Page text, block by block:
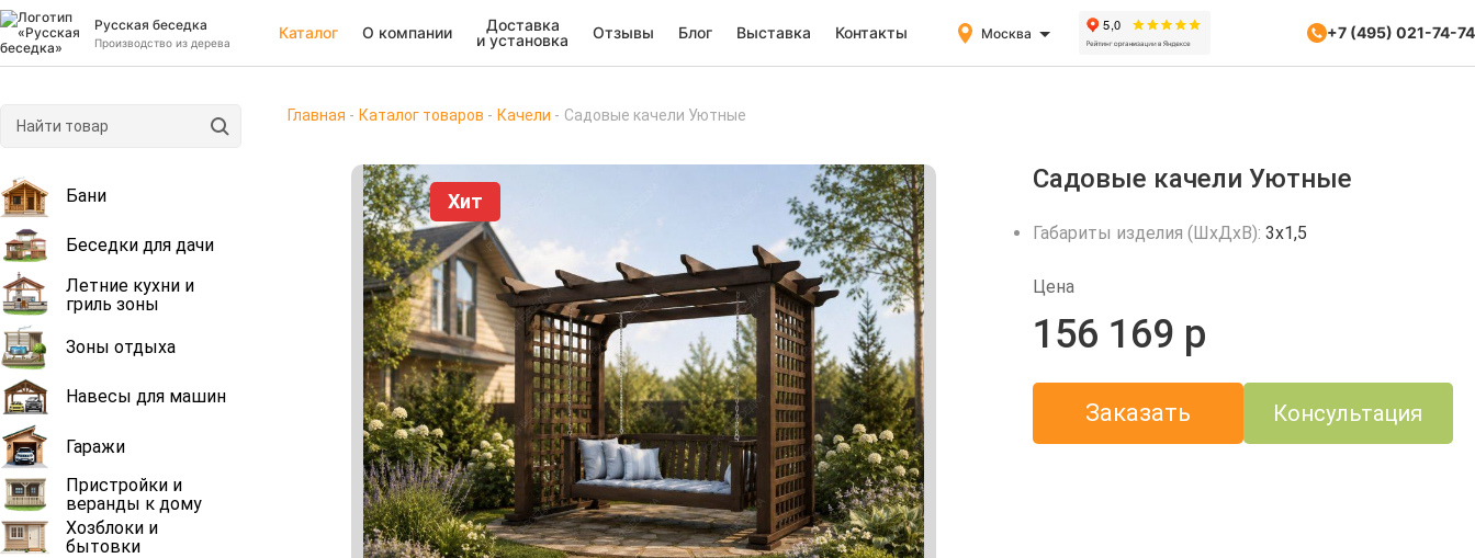
Русская беседка
Производство из дерева
Каталог О компании
Доставка
и установка
Отзывы Блог Выставка Контакты Москва +7 (495) 021-74-74
Бани
Беседки для дачи
Летние кухни и
гриль зоны
Зоны отдыха
Навесы для машин
Гаражи
Пристройки и
веранды к дому
Хозблоки и
бытовки
Главная Каталог товаров Качели Садовые качели Уютные
Хит
Садовые качели Уютные
Габариты изделия (ШхДхВ):3х1,5
Цена
156 169 р
Заказать Консультация